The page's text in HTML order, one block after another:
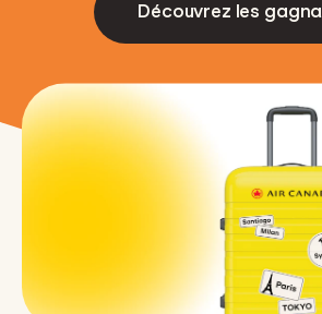
Découvrez les